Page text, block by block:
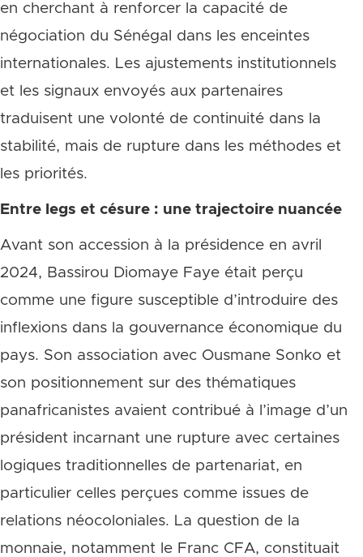
en cherchant à renforcer la capacité de
négociation du Sénégal dans les enceintes
internationales. Les ajustements institutionnels
et les signaux envoyés aux partenaires
traduisent une volonté de continuité dans la
stabilité, mais de rupture dans les méthodes et
les priorités.
Entre legs et césure : une trajectoire nuancée
Avant son accession à la présidence en avril
2024, Bassirou Diomaye Faye était perçu
comme une figure susceptible d’introduire des
inflexions dans la gouvernance économique du
pays. Son association avec Ousmane Sonko et
son positionnement sur des thématiques
panafricanistes avaient contribué à l’image d’un
président incarnant une rupture avec certaines
logiques traditionnelles de partenariat, en
particulier celles perçues comme issues de
relations néocoloniales. La question de la
monnaie, notamment le Franc CFA, constituait